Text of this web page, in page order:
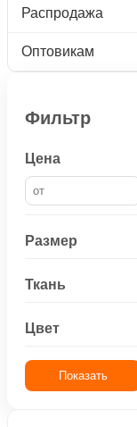
Распродажа
Оптовикам
Фильтр
Цена
Размер
Ткань
Цвет
Показать